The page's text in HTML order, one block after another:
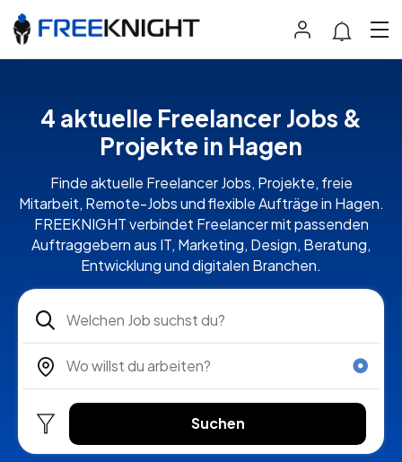
4 aktuelle Freelancer Jobs &
Projekte in Hagen
Finde aktuelle Freelancer Jobs, Projekte, freie
Mitarbeit, Remote-Jobs und flexible Aufträge in Hagen.
FREEKNIGHT verbindet Freelancer mit passenden
Auftraggebern aus IT, Marketing, Design, Beratung,
Entwicklung und digitalen Branchen.
Suchen